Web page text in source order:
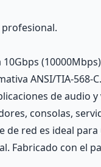
ANSI/TIA-568-
de audio y
consolas,
de red es ideal
Fabricado con el